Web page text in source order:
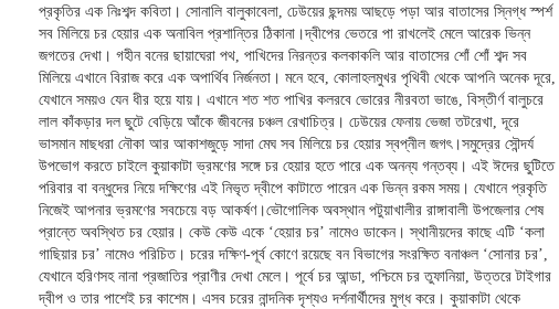
প্রকৃতির এক নিঃশব্দ কবিতা। সোনালি বালুকাবেলা, ঢেউয়ের ছন্দময় আছড়ে পড়া আর বাতাসের স্নিগ্ধ স্পর্শ
সব মিলিয়ে চর হেয়ার এক অনাবিল প্রশান্তির ঠিকানা।দ্বীপের ভেতরে পা রাখলেই মেলে আরেক ভিন্ন
জগতের দেখা। গহীন বনের ছায়াঘেরা পথ, পাখিদের নিরন্তর কলকাকলি আর বাতাসের শোঁ শোঁ শব্দ সব
মিলিয়ে এখানে বিরাজ করে এক অপার্থিব নির্জনতা। মনে হবে, কোলাহলমুখর পৃথিবী থেকে আপনি অনেক দূরে,
যেখানে সময়ও যেন ধীর হয়ে যায়। এখানে শত শত পাখির কলরবে ভোরের নীরবতা ভাঙে, বিস্তীর্ণ বালুচরে
লাল কাঁকড়ার দল ছুটে বেড়িয়ে আঁকে জীবনের চঞ্চল রেখাচিত্র। ঢেউয়ের ফেনায় ভেজা তটরেখা, দূরে
ভাসমান মাছধরা নৌকা আর আকাশজুড়ে সাদা মেঘ সব মিলিয়ে চর হেয়ার স্বপ্নীল জগৎ।সমুদ্রের সৌন্দর্য
উপভোগ করতে চাইলে কুয়াকাটা ভ্রমণের সঙ্গে চর হেয়ার হতে পারে এক অনন্য গন্তব্য। এই ঈদের ছুটিতে
পরিবার বা বন্ধুদের নিয়ে দক্ষিণের এই নিভৃত দ্বীপে কাটাতে পারেন এক ভিন্ন রকম সময়। যেখানে প্রকৃতি
নিজেই আপনার ভ্রমণের সবচেয়ে বড় আকর্ষণ।ভৌগোলিক অবস্থান পটুয়াখালীর রাঙ্গাবালী উপজেলার শেষ
প্রান্তে অবস্থিত চর হেয়ার। কেউ কেউ একে ‘হেয়ার চর’ নামেও ডাকেন। স্থানীয়দের কাছে এটি ‘কলা
গাছিয়ার চর’ নামেও পরিচিত। চরের দক্ষিণ-পূর্ব কোণে রয়েছে বন বিভাগের সংরক্ষিত বনাঞ্চল ‘সোনার চর’,
যেখানে হরিণসহ নানা প্রজাতির প্রাণীর দেখা মেলে। পূর্বে চর আন্ডা, পশ্চিমে চর তুফানিয়া, উত্তরে টাইগার
দ্বীপ ও তার পাশেই চর কাশেম। এসব চরের নান্দনিক দৃশ্যও দর্শনার্থীদের মুগ্ধ করে। কুয়াকাটা থেকে